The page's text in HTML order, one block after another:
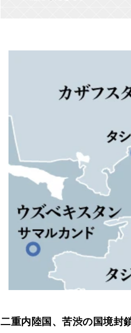
二重内陸国、苦渋の国境封